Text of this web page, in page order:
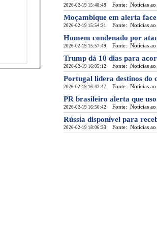
2026-02-19 15:48:48 Fonte: Notícias
Moçambique em alerta
2026-02-19 15:54:21 Fonte: Notícias
Homem condenado por
2026-02-19 15:57:49 Fonte: Notícias
Trump dá 10 dias para
2026-02-19 16:05:12 Fonte: Notícias
Portugal lidera destinos do
2026-02-19 16:42:47 Fonte: Notícias
PR brasileiro alerta que
2026-02-19 16:56:42 Fonte: Notícias
Rússia disponível para
2026-02-19 18:06:23 Fonte: Notícias